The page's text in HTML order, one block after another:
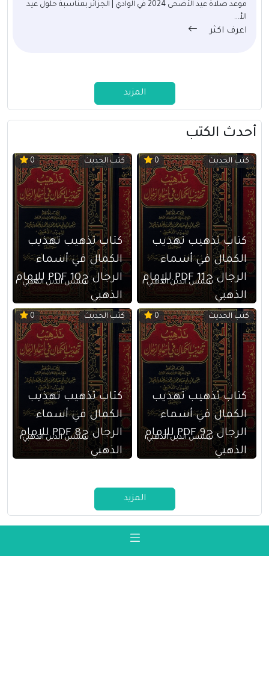
موعد صلاة عيد الأضحى 2024 في الوادي | الجزائر بمناسبة حلول عيد
الأ...
اعرف اكثر
المزيد
أحدث الكتب
كتب الحديث 0
كتاب تذهيب تهذيب
الكمال في أسماء
الرجال ج11 PDF للإمام
الذهبي
شمس الدين الذهبي
كتب الحديث 0
كتاب تذهيب تهذيب
الكمال في أسماء
الرجال ج10 PDF للإمام
الذهبي
شمس الدين الذهبي
كتب الحديث 0
كتاب تذهيب تهذيب
الكمال في أسماء
الرجال ج9 PDF للإمام
الذهبي
شمس الدين الذهبي
كتب الحديث 0
كتاب تذهيب تهذيب
الكمال في أسماء
الرجال ج8 PDF للإمام
الذهبي
شمس الدين الذهبي
المزيد